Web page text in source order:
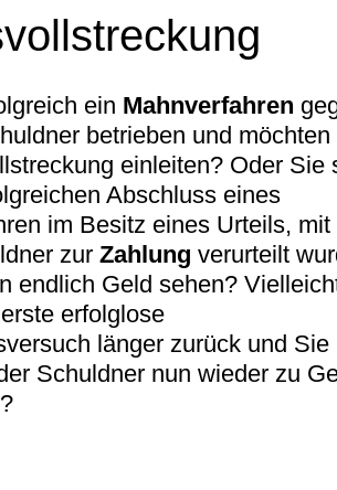
ein Mahnverfahren
betrieben und möchten
einleiten? Oder Sie
Abschluss eines
im Besitz eines Urteils, mit
zur Zahlung verurteilt
endlich Geld sehen?
erfolglose
länger zurück und Sie
Schuldner nun wieder zu